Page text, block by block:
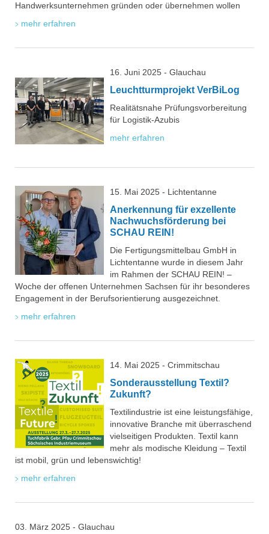
Handwerksunternehmen gründen oder übernehmen wollen
mehr erfahren
16. Juni 2025 - Glauchau
Leuchtturmprojekt VerBiLog
Realitätsnahe Prüfungsvorbereitung
für Logistik-Azubis
mehr erfahren
15. Mai 2025 - Lichtentanne
Anerkennung für exzellente
Nachwuchsförderung bei
SCHAU REIN!
Die Fertigungsmittelbau GmbH in
Lichtentanne wurde in diesem Jahr
im Rahmen der SCHAU REIN! –
Woche der offenen Unternehmen Sachsen für ihr besonderes
Engagement in der Berufsorientierung ausgezeichnet.
mehr erfahren
14. Mai 2025 - Crimmitschau
Sonderausstellung Textil?
Zukunft?
Textilindustrie ist eine leistungsfähige,
innovative Branche mit überraschend
vielseitigen Produkten. Textil kann
mehr als modische Kleidung – Textil
ist mobil, grün und lebenswichtig!
mehr erfahren
03. März 2025 - Glauchau